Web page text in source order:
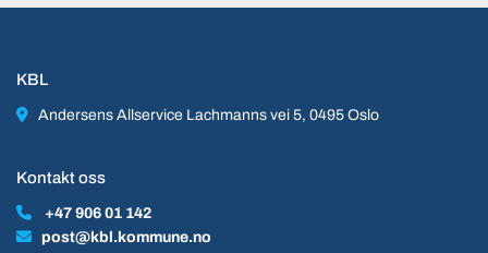
KBL
 Andersens Allservice Lachmanns vei 5, 0495 Oslo
Kontakt oss
 +47 906 01 142
 post@kbl.kommune.no